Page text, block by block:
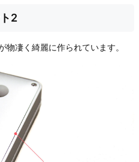
2
物凄く綺麗に作られています。